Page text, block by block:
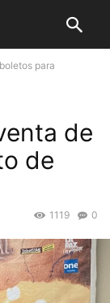
para
de
de
0
1119